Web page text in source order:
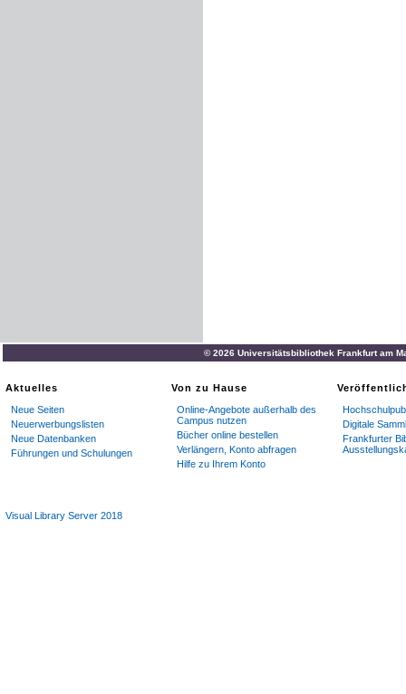
© 2026 Universitätsbibliothek Frankfurt am
Aktuelles
Neue Seiten
Neuerwerbungslisten
Neue Datenbanken
Führungen und Schulungen
Von zu Hause
Online-Angebote außerhalb des
Campus nutzen
Bücher online bestellen
Verlängern, Konto abfragen
Hilfe zu Ihrem Konto
Digitale
Frankfurter
Visual Library Server 2018